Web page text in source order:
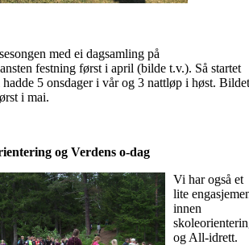
med ei dagsamling på
festning først i april (bilde t.v.). Så startet
5 onsdager i vår og 3 nattløp i høst. Bildet
i mai.
og Verdens o-dag
Vi har også et
lite
innen
og All-idrett.